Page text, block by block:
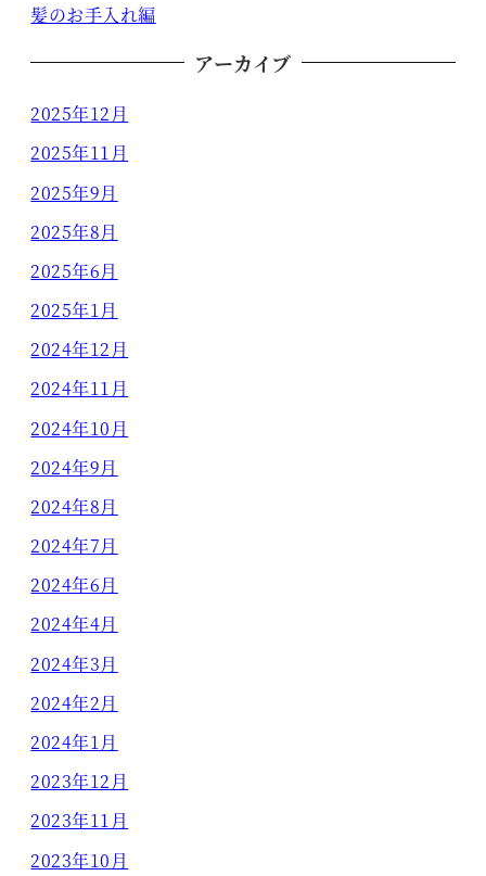
髪のお手入れ編
アーカイブ
2025年12月
2025年11月
2025年9月
2025年8月
2025年6月
2025年1月
2024年12月
2024年11月
2024年10月
2024年9月
2024年8月
2024年7月
2024年6月
2024年4月
2024年3月
2024年2月
2024年1月
2023年12月
2023年11月
2023年10月